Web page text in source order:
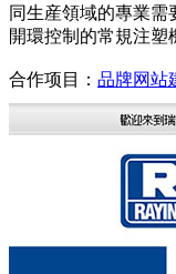
同生産領域的專業
開環控制的常規注塑
合作项目： 品牌网站